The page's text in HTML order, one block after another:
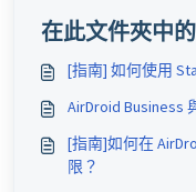
在此文件夾中
[指南] 如何使用
AirDroid Business
[指南]如何在
限？